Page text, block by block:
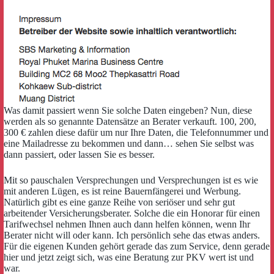
Was damit passiert wenn Sie solche Daten eingeben? Nun, diese
werden als so genannte Datensätze an Berater verkauft. 100, 200,
300 € zahlen diese dafür um nur Ihre Daten, die Telefonnummer und
eine Mailadresse zu bekommen und dann… sehen Sie selbst was
dann passiert, oder lassen Sie es besser.
Mit so pauschalen Versprechungen und Versprechungen ist es wie
mit anderen Lügen, es ist reine Bauernfängerei und Werbung.
Natürlich gibt es eine ganze Reihe von seriöser und sehr gut
arbeitender Versicherungsberater. Solche die ein Honorar für einen
Tarifwechsel nehmen Ihnen auch dann helfen können, wenn Ihr
Berater nicht will oder kann. Ich persönlich sehe das etwas anders.
Für die eigenen Kunden gehört gerade das zum Service, denn gerade
hier und jetzt zeigt sich, was eine Beratung zur PKV wert ist und
war.